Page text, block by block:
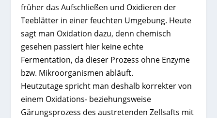
früher das Aufschließen und Oxidieren der
Teeblätter in einer feuchten Umgebung. Heute
sagt man Oxidation dazu, denn chemisch
gesehen passiert hier keine echte
Fermentation, da dieser Prozess ohne Enzyme
bzw. Mikroorganismen abläuft.
Heutzutage spricht man deshalb korrekter von
einem Oxidations- beziehungsweise
Gärungsprozess des austretenden Zellsafts mit